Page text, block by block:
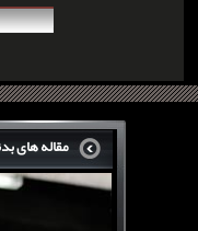
مقاله های